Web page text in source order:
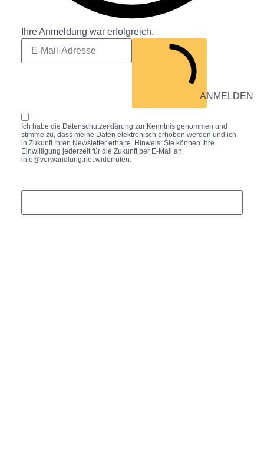
Ihre Anmeldung war erfolgreich.
ANMELDEN
Ich habe die Datenschutzerklärung zur Kenntnis genommen und
stimme zu, dass meine Daten elektronisch erhoben werden und ich
in Zukunft Ihren Newsletter erhalte. Hinweis: Sie können Ihre
Einwilligung jederzeit für die Zukunft per E-Mail an
info@verwandlung.net widerrufen.